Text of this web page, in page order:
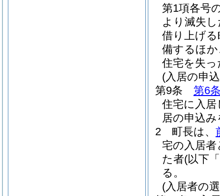
第1項各号
より滅失
借り上げ
備するほ
住宅を失
(入居の申
第9条
第6
住宅に入
居の申込
2
町長は、
宅の入居
た者(以下
る。
(入居者の